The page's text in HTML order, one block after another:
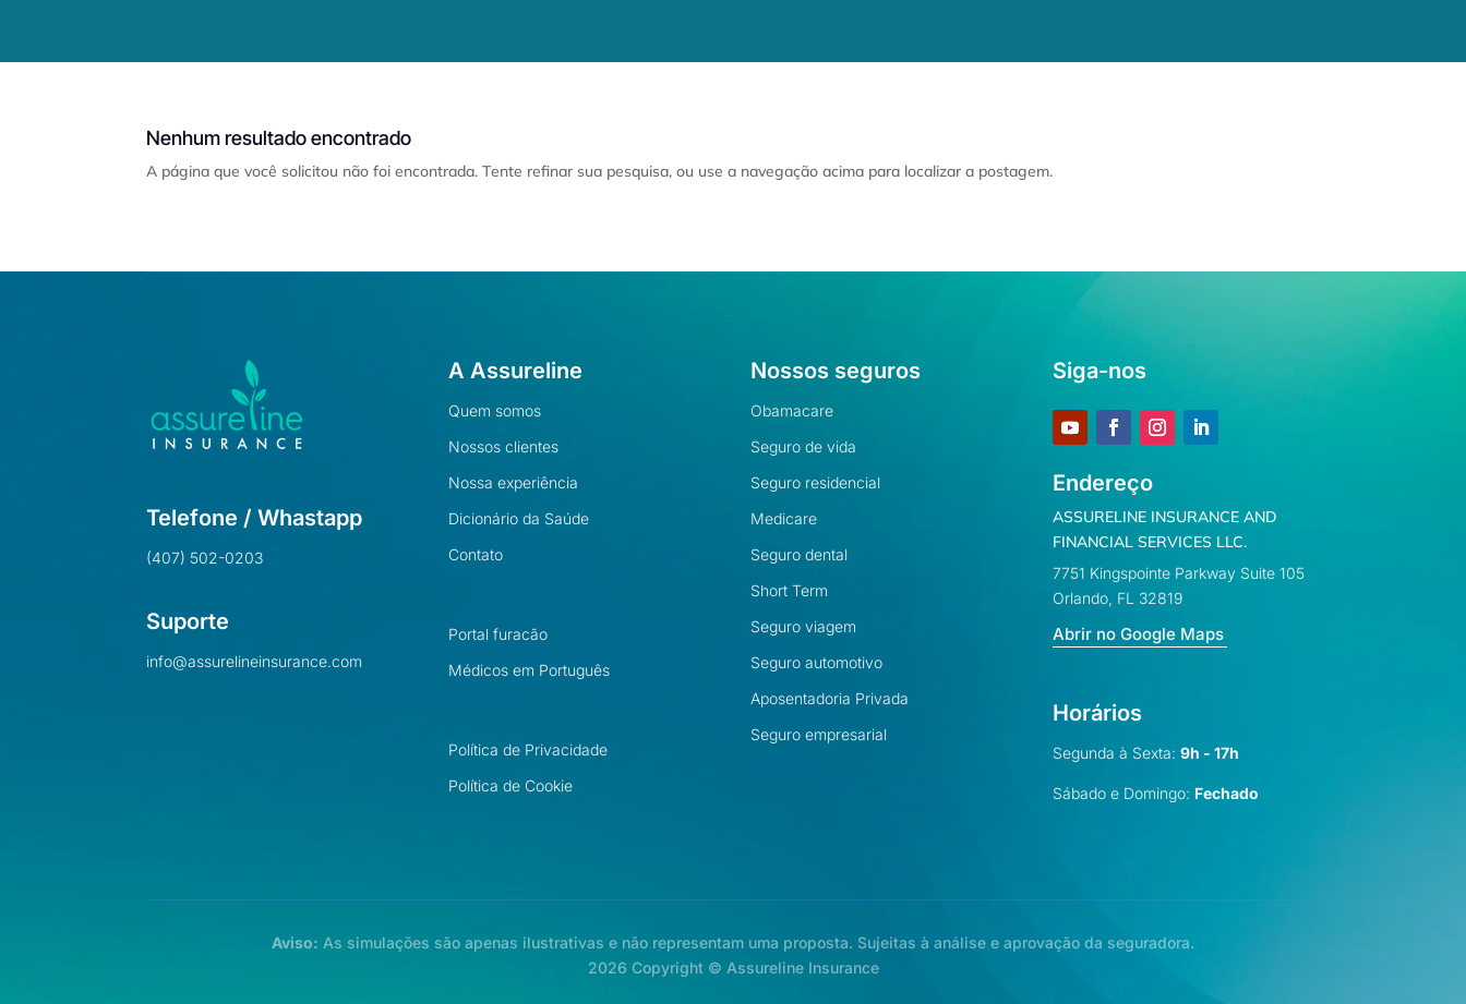
Nenhum resultado encontrado
A página que você solicitou não foi encontrada. Tente refinar sua pesquisa, ou use a navegação acima para localizar a postagem.
Telefone / Whastapp
(407) 502-0203
Suporte
info@assurelineinsurance.com
A Assureline
Quem somos
Nossos clientes
Nossa experiência
Dicionário da Saúde
Contato
Portal furacão
Médicos em Português
Política de Privacidade
Política de Cookie
Nossos seguros
Obamacare
Seguro de vida
Seguro residencial
Medicare
Seguro dental
Short Term
Seguro viagem
Seguro automotivo
Aposentadoria Privada
Seguro empresarial
Siga-nos
Endereço
ASSURELINE INSURANCE AND
FINANCIAL SERVICES LLC.
7751 Kingspointe Parkway Suite 105
Orlando, FL 32819
Abrir no Google Maps
Horários
Segunda à Sexta: 9h - 17h
Sábado e Domingo: Fechado
Aviso: As simulações são apenas ilustrativas e não representam uma proposta. Sujeitas à análise e aprovação da seguradora.
2026 Copyright © Assureline Insurance